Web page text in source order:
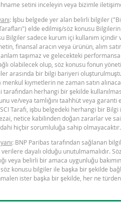
setini inceleyin veya bizimle
: İşbu belgede yer alan belirli bilgiler
elde edilmiş/söz konusu
Bilgiler sadece kurum içi kullanım
finansal aracın veya ürünün, alım
taşımaz ve gelecekteki
olabilecek olup, söz konusu fonun
arasında bir bilgi bariyeri
menkul kıymetlerin ne zaman satın
herhangi bir şekilde
ve/veya tamlığını taahhüt veya
Tarafı, işbu belgedeki herhangi bir
netice kabilinden doğan zararlar ve
hiçbir sorumluluğa sahip olmayacaktır.
: BNP Paribas tarafından sağlanan
dayalı olduğu unutulmamalıdır.
veya belirli bir amaca uygunluğu
konusu bilgiler ile başka bir şekilde
ister başka bir şekilde, her ne